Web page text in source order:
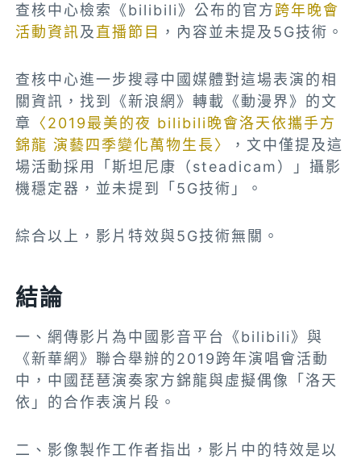
查核中心檢索《bilibili》公布的官方跨年晚會
活動資訊及直播節目 ，內容並未提及5G技術。
查核中心進一步搜尋中國媒體對這場表演的相
關資訊，找到《新浪網》轉載《動漫界》的文
章
〈2019最美的夜 bilibili晚會洛天依攜手方
錦龍 演藝四季變化萬物生長〉
，文中僅提及這
場活動採用「斯坦尼康（steadicam）」攝影
機穩定器，並未提到「5G技術」。
綜合以上，影片特效與5G技術無關。
結論
一、網傳影片為中國影音平台《bilibili》與
《新華網》聯合舉辦的2019跨年演唱會活動
中，中國琵琶演奏家方錦龍與虛擬偶像「洛天
依」的合作表演片段。
二、影像製作工作者指出，影片中的特效是以